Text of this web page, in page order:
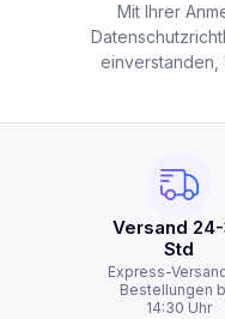
Mit Ihrer
einverstanden,
Versand
Std
Express-
Bestellungen
14:30 Uhr